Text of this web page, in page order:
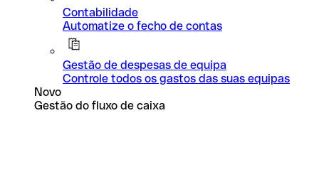
Contabilidade
Automatize o fecho de contas
Gestão de despesas de equipa
Controle todos os gastos das suas equipas
Novo
Gestão do fluxo de caixa